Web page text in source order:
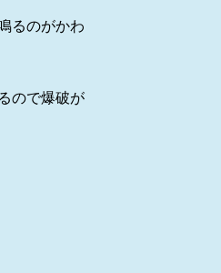
るのがかわ
ので爆破が